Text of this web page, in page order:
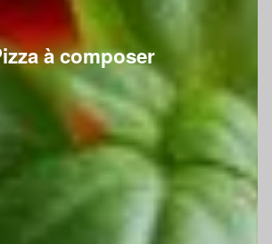
à composer